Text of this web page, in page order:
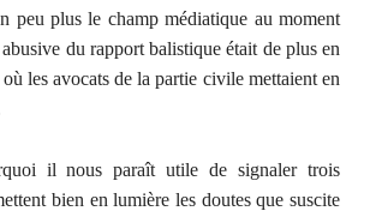
peu plus le champ médiatique au moment
du rapport balistique était de plus en
les avocats de la partie civile mettaient en
il nous paraît utile de signaler trois
bien en lumière les doutes que suscite